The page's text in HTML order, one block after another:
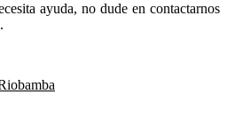
ayuda, no dude en contactarnos